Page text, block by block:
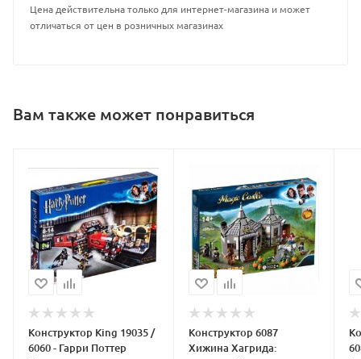
Цена действительна только для интернет-магазина и может
отличаться от цен в розничных магазинах
Вам также может понравиться
Конструктор King 19035 /
6060 - Гарри Поттер
Конструктор 6087
Хижина Хагрида: